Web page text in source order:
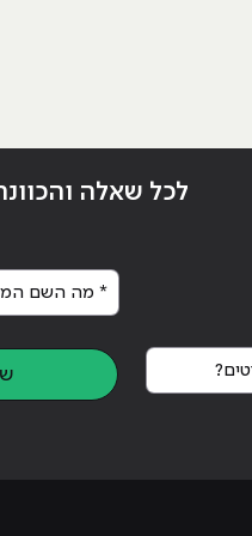
אתר בשנת 2014"
לכל שאלה
* מה השם המלא